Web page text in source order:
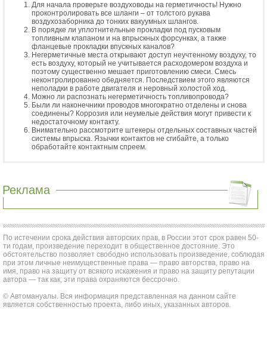
Для начала проверьте воздуховоды на герметичность! Нужно
проконтролировать все шланги – от толстого рукава
воздухозаборника до тонких вакуумных шлангов.
В порядке ли уплотнительные прокладки под пусковым
топливным клапаном и на впрыскных форсунках, а также
фланцевые прокладки впускных каналов?
Негерметичные места открывают доступ неучтенному воздуху, то
есть воздуху, который не учитывается расходомером воздуха и
поэтому существенно мешает приготовлению смеси. Смесь
неконтролированно обедняется. Последствием этого являются
неполадки в работе двигателя и неровный холостой ход.
Можно ли распознать негерметичность топливопровода?
Были ли наконечники проводов многократно отделены и снова
соединены? Коррозия или неумелые действия могут привести к
недостаточному контакту.
Внимательно рассмотрите штекеры отдельных составных частей
системы впрыска. Язычки контактов не сгибайте, а только
обработайте контактным спреем.
Реклама
По истечении срока действия авторских прав, в России этот срок равен 50-
ти годам, произведение переходит в общественное достояние. Это
обстоятельство позволяет свободно использовать произведение, соблюдая
при этом личные неимущественные права — право авторства, право на
имя, право на защиту от всякого искажения и право на защиту репутации
автора — так как, эти права охраняются бессрочно.
© Автомануалы. Вся информация представленная на данном сайте
является собственностью проекта, либо иных, указанных авторов.